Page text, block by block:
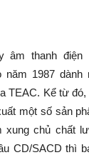
âm thanh điện
1987 dành
TEAC. Kể từ
một số sản
xung chủ chất
CD/SACD thì